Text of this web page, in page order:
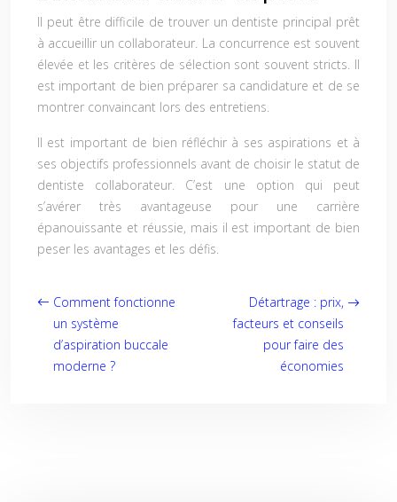
Il peut être difficile de trouver un dentiste principal prêt
à accueillir un collaborateur. La concurrence est souvent
élevée et les critères de sélection sont souvent stricts. Il
est important de bien préparer sa candidature et de se
montrer convaincant lors des entretiens.
Il est important de bien réfléchir à ses aspirations et à
ses objectifs professionnels avant de choisir le statut de
dentiste collaborateur. C’est une option qui peut
s’avérer très avantageuse pour une carrière
épanouissante et réussie, mais il est important de bien
peser les avantages et les défis.
Comment fonctionne
un système
d’aspiration buccale
moderne ?
Détartrage : prix,
facteurs et conseils
pour faire des
économies